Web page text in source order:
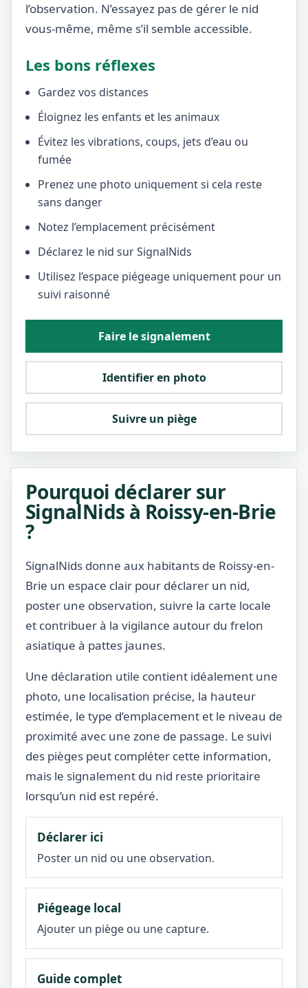
l’observation. N’essayez pas de gérer le nid
vous-même, même s’il semble accessible.
Les bons réflexes
Gardez vos distances
Éloignez les enfants et les animaux
Évitez les vibrations, coups, jets d’eau ou
fumée
Prenez une photo uniquement si cela reste
sans danger
Notez l’emplacement précisément
Déclarez le nid sur SignalNids
Utilisez l’espace piégeage uniquement pour un
suivi raisonné
Faire le signalement
Identifier en photo
Suivre un piège
Pourquoi déclarer sur
SignalNids à Roissy-en-Brie
?
SignalNids donne aux habitants de Roissy-en-
Brie un espace clair pour déclarer un nid,
poster une observation, suivre la carte locale
et contribuer à la vigilance autour du frelon
asiatique à pattes jaunes.
Une déclaration utile contient idéalement une
photo, une localisation précise, la hauteur
estimée, le type d’emplacement et le niveau de
proximité avec une zone de passage. Le suivi
des pièges peut compléter cette information,
mais le signalement du nid reste prioritaire
lorsqu’un nid est repéré.
Déclarer ici
Poster un nid ou une observation.
Piégeage local
Ajouter un piège ou une capture.
Guide complet